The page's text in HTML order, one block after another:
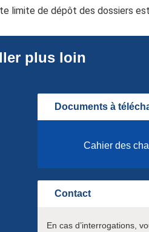
limite de dépôt des dossiers
plus loin
Documents à
Cahier des
Contact
En cas d’interrogations,